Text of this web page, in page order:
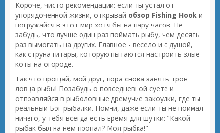
Короче, чисто рекомендации: если ты устал от
упорядоченной жизни, открывай обзор Fishing Hook и
погружайся в этот мир хотя бы на пару часов. Не
забудь, что лучше один раз поймать рыбу, чем десять
раз вымогать на других. Главное - весело и с душой,
как струна гитары, которую пытаются настроить злые
коты на огороде.
Так что прощай, мой друг, пора снова занять трон
ловца рыбы! Позабудь о повседневной суете и
отправляйся в рыболовные дремучие закоулки, где ты
реальный Бог рыбалки. Помни, даже если ты не поймал
ничего, у тебя всегда есть время для шутки: "Какой
рыбак был на нем пропал? Моя рыбка!"